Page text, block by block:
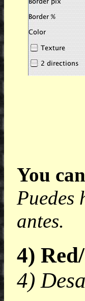
You
Puedes
antes.
4)
4)